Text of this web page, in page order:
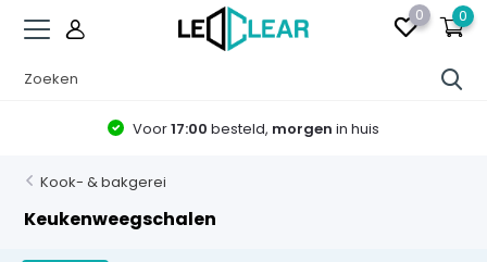
0 0
Voor17:00 besteld, morgen in huis
Kook- & bakgerei
Keukenweegschalen